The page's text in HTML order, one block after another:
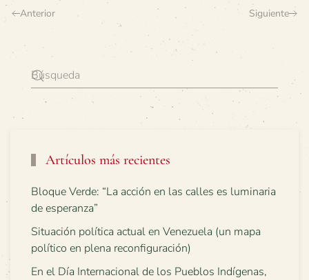
Anterior Siguiente
Artículos más recientes
Bloque Verde: “La acción en las calles es luminaria
de esperanza”
Situación política actual en Venezuela (un mapa
político en plena reconfiguración)
En el Día Internacional de los Pueblos Indígenas,